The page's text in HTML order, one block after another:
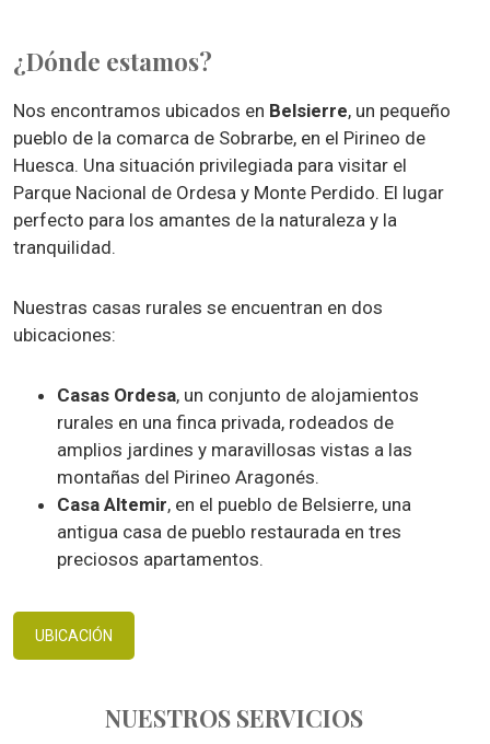
¿Dónde estamos?
Nos encontramos ubicados en Belsierre, un pequeño
pueblo de la comarca de Sobrarbe, en el Pirineo de
Huesca. Una situación privilegiada para visitar el
Parque Nacional de Ordesa y Monte Perdido. El lugar
perfecto para los amantes de la naturaleza y la
tranquilidad.
Nuestras casas rurales se encuentran en dos
ubicaciones:
Casas Ordesa, un conjunto de alojamientos
rurales en una finca privada, rodeados de
amplios jardines y maravillosas vistas a las
montañas del Pirineo Aragonés.
Casa Altemir, en el pueblo de Belsierre, una
antigua casa de pueblo restaurada en tres
preciosos apartamentos.
UBICACIÓN
NUESTROS SERVICIOS